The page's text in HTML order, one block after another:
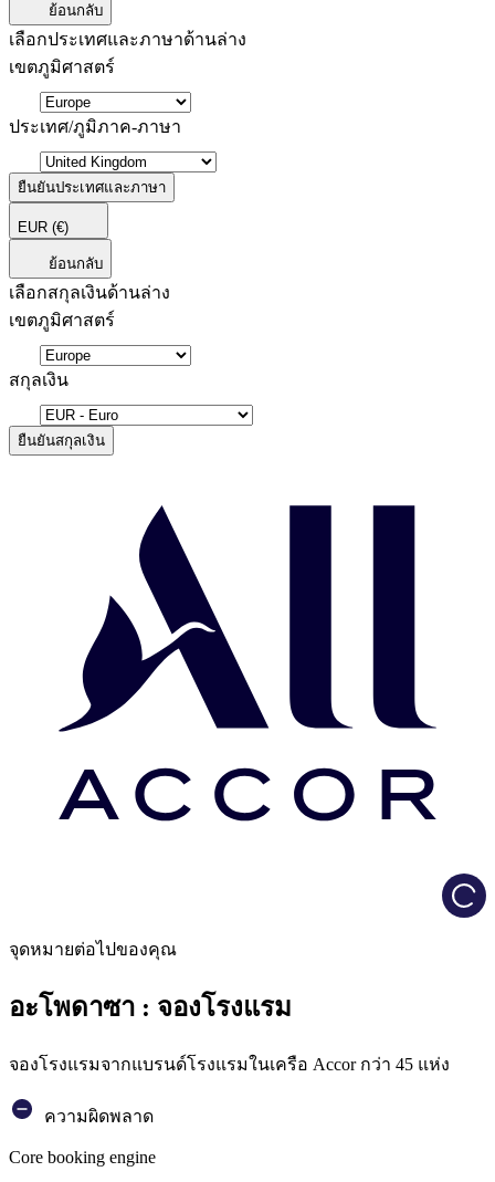
ย้อนกลับ
เลือกประเทศและภาษาด้านล่าง
เขตภูมิศาสตร์
ประเทศ/ภูมิภาค-ภาษา
ยืนยันประเทศและภาษา
EUR (€)
ย้อนกลับ
เลือกสกุลเงินด้านล่าง
เขตภูมิศาสตร์
สกุลเงิน
ยืนยันสกุลเงิน
จุดหมายต่อไปของคุณ
อะโพดาซา : จองโรงแรม
จองโรงแรมจากแบรนด์โรงแรมในเครือ Accor กว่า 45 แห่ง
ความผิดพลาด
Core booking engine